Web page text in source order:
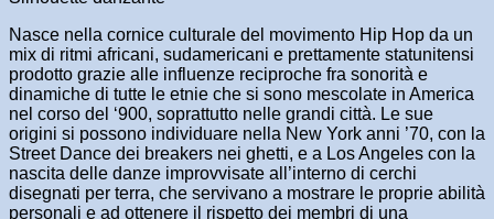
Nasce nella cornice culturale del movimento Hip Hop da un
mix di ritmi africani, sudamericani e prettamente statunitensi
prodotto grazie alle influenze reciproche fra sonorità e
dinamiche di tutte le etnie che si sono mescolate in America
nel corso del ‘900, soprattutto nelle grandi città. Le sue
origini si possono individuare nella New York anni ’70, con la
Street Dance dei breakers nei ghetti, e a Los Angeles con la
nascita delle danze improvvisate all’interno di cerchi
disegnati per terra, che servivano a mostrare le proprie abilità
personali e ad ottenere il rispetto dei membri di una